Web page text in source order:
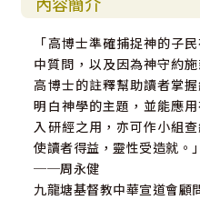
「高博士準確捕捉神的子
中質問，以及因為神守約
高博士的註釋幫助讀者掌
明白神學的主題，並能應
入研經之用，亦可作小組
使讀者得益，靈性受造就。」
──周永健
九龍塘基督教中華宣道會顧